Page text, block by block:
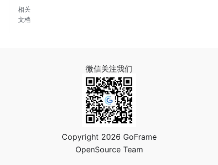
相关
文档
微信关注我们
Copyright 2026 GoFrame
OpenSource Team